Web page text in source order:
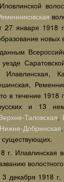
27 января 1918
новых
Илавлинская,
в течение
и 13
Таловская,
Нижне-Добринская,
существующих.
г. Илавлинская
декабря 1918 г.